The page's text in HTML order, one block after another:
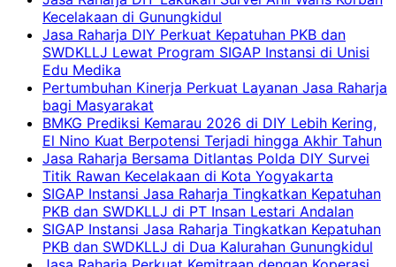
Kecelakaan di Gunungkidul
Jasa Raharja DIY Perkuat Kepatuhan PKB dan
SWDKLLJ Lewat Program SIGAP Instansi di Unisi
Edu Medika
Pertumbuhan Kinerja Perkuat Layanan Jasa Raharja
bagi Masyarakat
BMKG Prediksi Kemarau 2026 di DIY Lebih Kering,
El Nino Kuat Berpotensi Terjadi hingga Akhir Tahun
Jasa Raharja Bersama Ditlantas Polda DIY Survei
Titik Rawan Kecelakaan di Kota Yogyakarta
SIGAP Instansi Jasa Raharja Tingkatkan Kepatuhan
PKB dan SWDKLLJ di PT Insan Lestari Andalan
SIGAP Instansi Jasa Raharja Tingkatkan Kepatuhan
PKB dan SWDKLLJ di Dua Kalurahan Gunungkidul